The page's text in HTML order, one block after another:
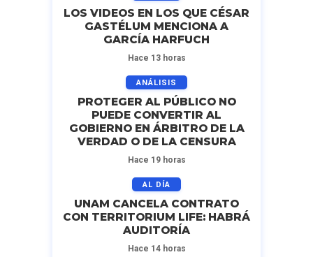
LOS VIDEOS EN LOS QUE CÉSAR
GASTÉLUM MENCIONA A
GARCÍA HARFUCH
Hace 13 horas
ANÁLISIS
PROTEGER AL PÚBLICO NO
PUEDE CONVERTIR AL
GOBIERNO EN ÁRBITRO DE LA
VERDAD O DE LA CENSURA
Hace 19 horas
AL DÍA
UNAM CANCELA CONTRATO
CON TERRITORIUM LIFE: HABRÁ
AUDITORÍA
Hace 14 horas